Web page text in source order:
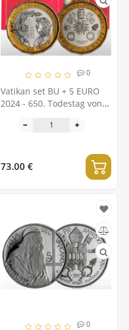
0
Vatikan set BU + 5 EURO
2024 - 650. Todestag von
73.00 €
0